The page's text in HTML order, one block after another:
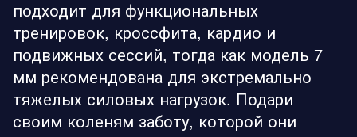
подходит для функциональных
тренировок, кроссфита, кардио и
подвижных сессий, тогда как модель 7
мм рекомендована для экстремально
тяжелых силовых нагрузок. Подари
своим коленям заботу, которой они